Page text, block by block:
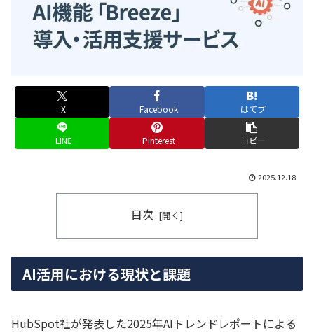
X Facebook はてブ
LINE Pinterest コピー
2025.12.18
目次
AI活用における現状と課題
HubSpot社が発表した2025年AIトレンドレポートによる